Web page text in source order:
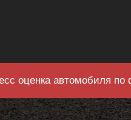
оценка автомобиля